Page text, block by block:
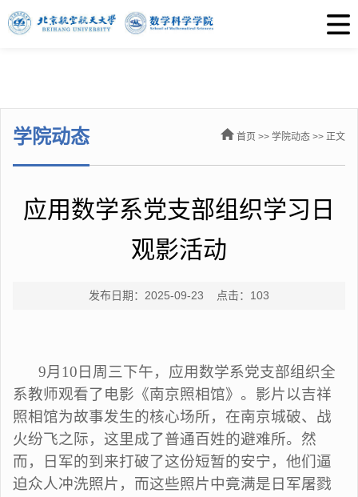
学院动态 首页 >> 学院动态 >> 正文
应用数学系党支部组织学习日
观影活动
发布日期：2025-09-23 点击： 103
9月10日 周三下午，应用数学系党支部组织全
系教师观看了电影《南京照相馆》。 影片以吉祥
照相馆为故事发生的核心场所，在南京城破、战
火纷飞之际，这里成了普通百姓的避难所。然
而，日军的到来打破了这份短暂的安宁，他们逼
迫众人冲洗照片，而这些照片中竟满是日军屠戮